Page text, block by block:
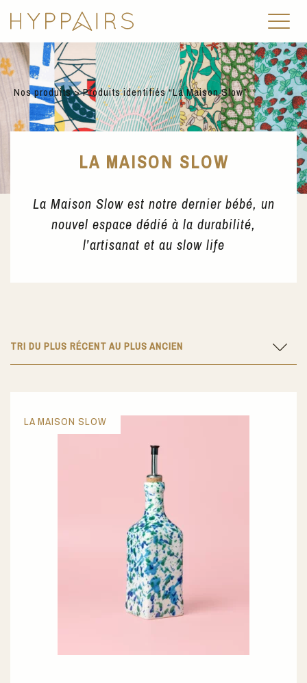
Nos produits> Produits identifiés “La Maison Slow”
LA MAISON SLOW
La Maison Slow est notre dernier bébé, un
nouvel espace dédié à la durabilité,
l’artisanat et au slow life
TRI DU PLUS RÉCENT AU PLUS ANCIEN
LA MAISON SLOW